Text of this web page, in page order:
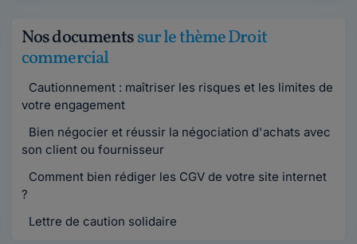
Nos documentssur le thème Droit
commercial
Cautionnement : maîtriser les risques et les limites de
votre engagement
Bien négocier et réussir la négociation d'achats avec
son client ou fournisseur
Comment bien rédiger les CGV de votre site internet
?
Lettre de caution solidaire